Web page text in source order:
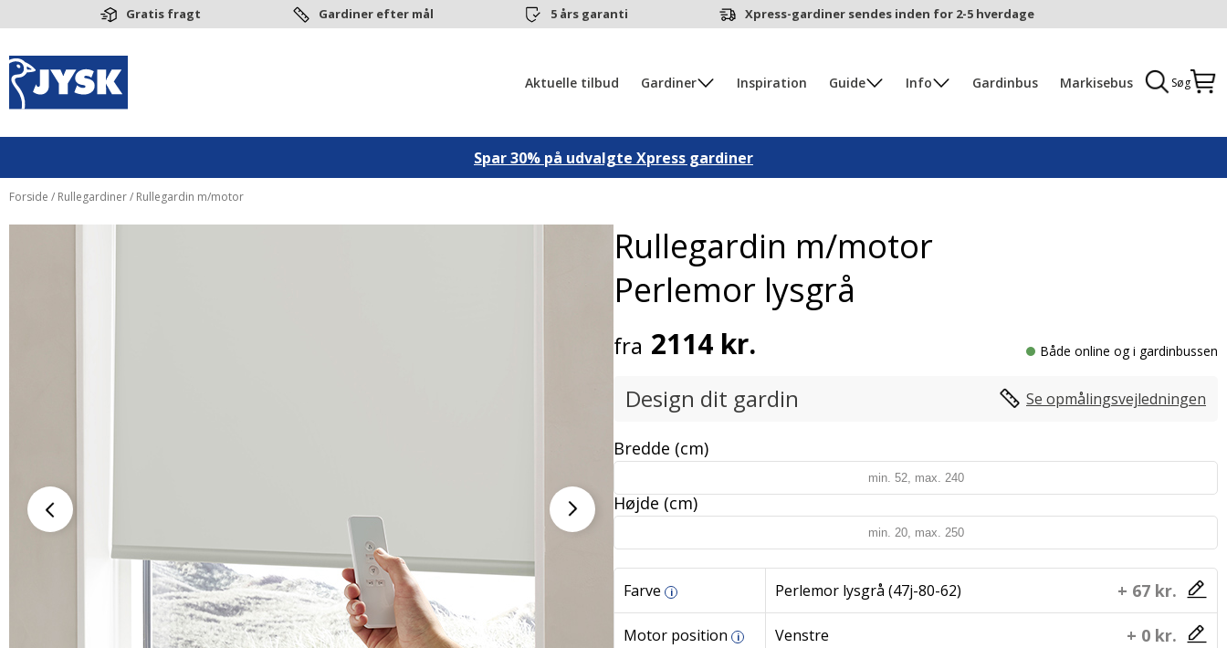
Gratis fragt Gardiner efter mål 5 års garanti Xpress-gardiner sendes inden for 2-5 hverdage
Søg
Aktuelle tilbud Gardiner Inspiration Guide Info Gardinbus Markisebus
Spar 30% på udvalgte Xpress gardiner
Forside / Rullegardiner/ Rullegardin m/motor
Rullegardin m/motor
Perlemor lysgrå
fra 2114 kr. Både online og i gardinbussen
Design dit gardin Se opmålingsvejledningen
Bredde (cm)
Højde (cm)
Farve i Perlemor lysgrå (47j-80-62) + 67 kr.
Motor position i Venstre + 0 kr.